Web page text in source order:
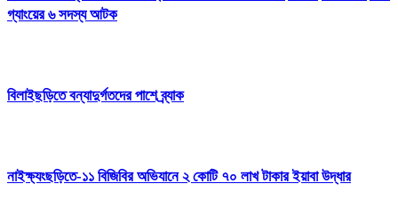
গ্যাংয়ের ৬ সদস্য আটক
বিলাইছড়িতে বন্যাদুর্গতদের পাশে ব্র্যাক
নাইক্ষ্যংছড়িতে-১১ বিজিবির অভিযানে ২ কোটি ৭০ লাখ টাকার ইয়াবা উদ্ধার